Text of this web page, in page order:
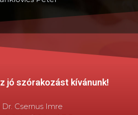
jó szórakozást kívánunk!
Dr. Csernus Imre